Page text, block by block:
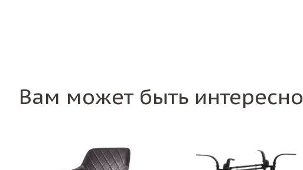
Вам может быть интересно